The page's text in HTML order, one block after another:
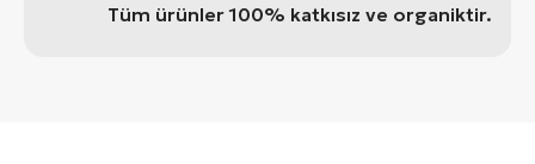
Tüm ürünler 100% katkısız ve organiktir.